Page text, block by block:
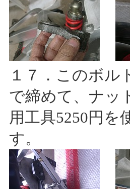
１７．このボル
で締めて、ナッ
用工具5250円を
す。